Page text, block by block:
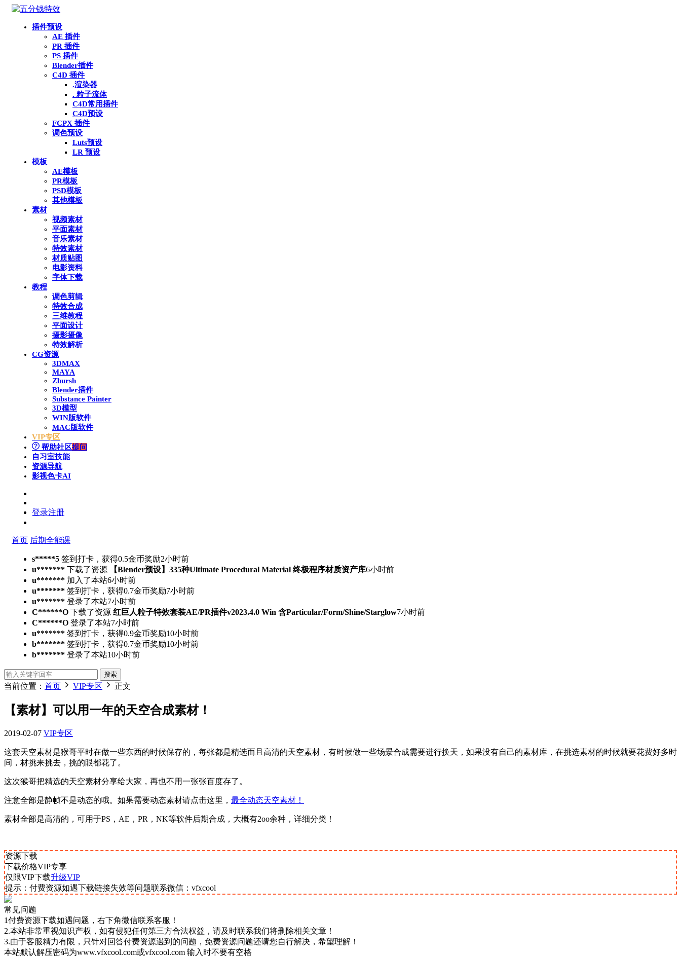
插件预设
AE 插件
PR 插件
PS 插件
Blender插件
C4D 插件
.渲染器
. 粒子流体
C4D常用插件
C4D预设
FCPX 插件
调色预设
Luts预设
LR 预设
模板
AE模板
PR模板
PSD模板
其他模板
素材
视频素材
平面素材
音乐素材
特效素材
材质贴图
电影资料
字体下载
教程
调色剪辑
特效合成
三维教程
平面设计
摄影摄像
特效解析
CG资源
3DMAX
MAYA
Zbursh
Blender插件
Substance Painter
3D模型
WIN版软件
MAC版软件
VIP专区
帮助社区提问
自习室技能
资源导航
影视色卡AI
登录注册
首页 后期全能课
s*****5 签到打卡，获得0.5金币奖励2小时前
u******* 下载了资源 【Blender预设】335种Ultimate Procedural Material 终极程序材质资产库6小时前
u******* 加入了本站6小时前
u******* 签到打卡，获得0.7金币奖励7小时前
u******* 登录了本站7小时前
C******O 下载了资源 红巨人粒子特效套装AE/PR插件v2023.4.0 Win 含Particular/Form/Shine/Starglow7小时前
C******O 登录了本站7小时前
u******* 签到打卡，获得0.9金币奖励10小时前
b******* 签到打卡，获得0.7金币奖励10小时前
b******* 登录了本站10小时前
搜索
当前位置： 首页 VIP专区 正文
【素材】可以用一年的天空合成素材！
2019-02-07 VIP专区
这套天空素材是猴哥平时在做一些东西的时候保存的，每张都是精选而且高清的天空素材，有时候做一些场景合成需要进行换天，如果没有自己的素材库，在挑选素材的时候就要花费好多时
间，材挑来挑去，挑的眼都花了。
这次猴哥把精选的天空素材分享给大家，再也不用一张张百度存了。
注意全部是静帧不是动态的哦。如果需要动态素材请点击这里， 最全动态天空素材！
素材全部是高清的，可用于PS，AE，PR，NK等软件后期合成，大概有2oo余种，详细分类！
资源下载
下载价格VIP专享
仅限VIP下载升级VIP
提示：付费资源如遇下载链接失效等问题联系微信：vfxcool
常见问题
1付费资源下载如遇问题，右下角微信联系客服！
2.本站非常重视知识产权，如有侵犯任何第三方合法权益，请及时联系我们将删除相关文章！
3.由于客服精力有限，只针对回答付费资源遇到的问题，免费资源问题还请您自行解决，希望理解！
本站默认解压密码为www.vfxcool.com或vfxcool.com 输入时不要有空格